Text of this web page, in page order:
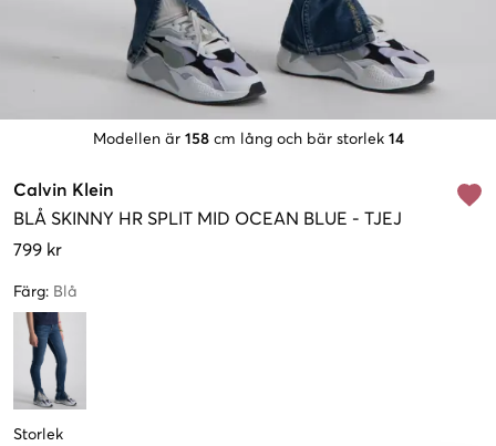
Modellen är 158 cm lång och bär storlek 14
Calvin Klein
BLÅ SKINNY HR SPLIT MID OCEAN BLUE - TJEJ
799 kr
Färg: Blå
Storlek